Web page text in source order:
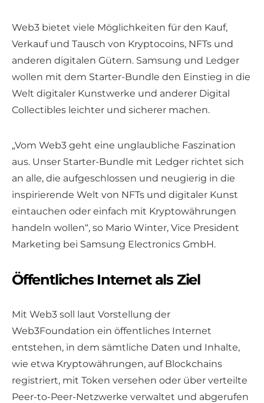
Web3 bietet viele Möglichkeiten für den Kauf,
Verkauf und Tausch von Kryptocoins, NFTs und
anderen digitalen Gütern. Samsung und Ledger
wollen mit dem Starter-Bundle den Einstieg in die
Welt digitaler Kunstwerke und anderer Digital
Collectibles leichter und sicherer machen.
„Vom Web3 geht eine unglaubliche Faszination
aus. Unser Starter-Bundle mit Ledger richtet sich
an alle, die aufgeschlossen und neugierig in die
inspirierende Welt von NFTs und digitaler Kunst
eintauchen oder einfach mit Kryptowährungen
handeln wollen“, so Mario Winter, Vice President
Marketing bei Samsung Electronics GmbH.
Öffentliches Internet als Ziel
Mit Web3 soll laut Vorstellung der
Web3Foundation ein öffentliches Internet
entstehen, in dem sämtliche Daten und Inhalte,
wie etwa Kryptowährungen, auf Blockchains
registriert, mit Token versehen oder über verteilte
Peer-to-Peer-Netzwerke verwaltet und abgerufen